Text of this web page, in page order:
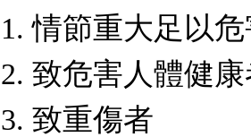
1. 情節重大足以
2. 致危害人體健
3. 致重傷者